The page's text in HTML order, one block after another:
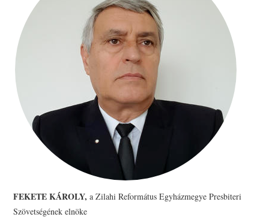
PRESBITERKÉPZÉS
FEKETE KÁROLY, a Zilahi Református Egyházmegye Presbiteri
Szövetségének elnöke